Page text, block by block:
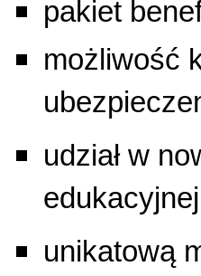
pakiet
możliwość
udział w
unikatową